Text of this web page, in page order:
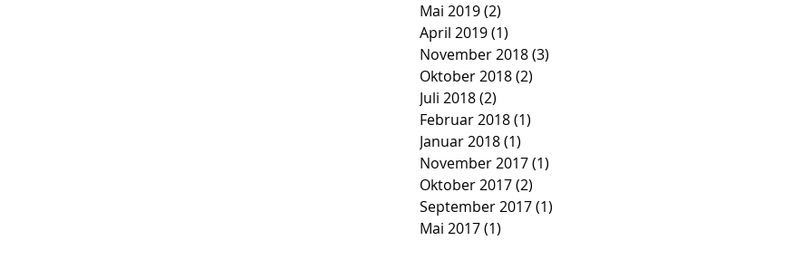
Mai 2019(2)
April 2019(1)
November 2018(3)
Oktober 2018(2)
Juli 2018(2)
Februar 2018(1)
Januar 2018(1)
November 2017(1)
Oktober 2017(2)
September 2017(1)
Mai 2017(1)